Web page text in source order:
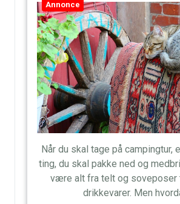
Annonce
Når du skal tage på campingtur,
ting, du skal pakke ned og
være alt fra telt og soveposer
drikkevarer. Men